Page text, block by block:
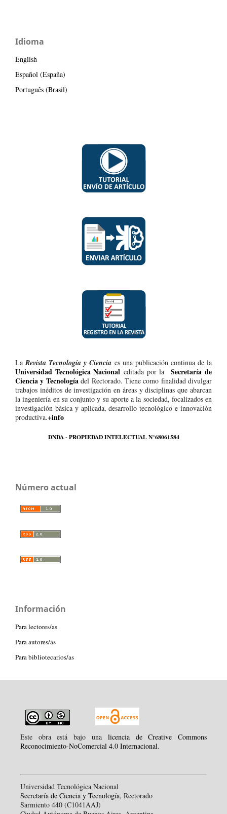
Idioma
English
Español (España)
Português (Brasil)
LaRevista Tecnología y Ciencia es una publicación continua de la
Universidad Tecnológica Nacional editada por laSecretaría de
Ciencia y Tecnologíadel Rectorado. Tiene como finalidad divulgar
trabajos inéditos de investigación en áreas y disciplinas que abarcan
la ingeniería en su conjunto y su aporte a la sociedad, focalizados en
investigación básica y aplicada, desarrollo tecnológico e innovación
productiva.+info
DNDA - PROPIEDAD INTELECTUAL N°68061584
Número actual
Información
Para lectores/as
Para autores/as
Para bibliotecarios/as
Este obra está bajo una licencia de Creative Commons
Reconocimiento-NoComercial 4.0 Internacional.
Universidad Tecnológica Nacional
Secretaría de Ciencia y Tecnología, Rectorado
Sarmiento 440 (C1041AAJ)